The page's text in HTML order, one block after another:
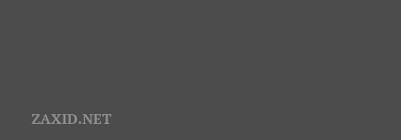
ZAXID.NET